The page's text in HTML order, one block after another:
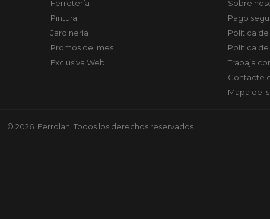
Ferretería
Pintura
Jardinería
Promos del mes
Exclusiva Web
Sobre
Pago
Política
Política
Trabaja
Contacte
Mapa del
© 2026. Ferrolan. Todos los derechos reservados.